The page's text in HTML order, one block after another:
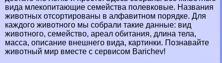
вида млекопитающие семейства полевковые. Названия
животных отсортированы в алфавитном порядке. Для
каждого животного мы собрали такие данные: вид
животного, семейство, ареал обитания, длина тела,
масса, описание внешнего вида, картинки. Познавайте
животный мир вместе с сервисом Barichev!